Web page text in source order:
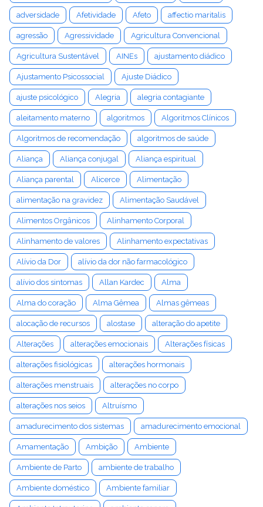
adversidade Afetividade Afeto affectio maritalis
agressão Agressividade Agricultura Convencional
Agricultura Sustentável AINEs ajustamento diádico
Ajustamento Psicossocial Ajuste Diádico
ajuste psicológico Alegria alegria contagiante
aleitamento materno algoritmos Algoritmos Clínicos
Algoritmos de recomendação algoritmos de saúde
Aliança Aliança conjugal Aliança espiritual
Aliança parental Alicerce Alimentação
alimentação na gravidez Alimentação Saudável
Alimentos Orgânicos Alinhamento Corporal
Alinhamento de valores Alinhamento expectativas
Alívio da Dor alívio da dor não farmacológico
alívio dos sintomas Allan Kardec Alma
Alma do coração Alma Gêmea Almas gêmeas
alocação de recursos alostase alteração do apetite
Alterações alterações emocionais Alterações físicas
alterações fisiológicas alterações hormonais
alterações menstruais alterações no corpo
alterações nos seios Altruísmo
amadurecimento dos sistemas amadurecimento emocional
Amamentação Ambição Ambiente
Ambiente de Parto ambiente de trabalho
Ambiente doméstico Ambiente familiar